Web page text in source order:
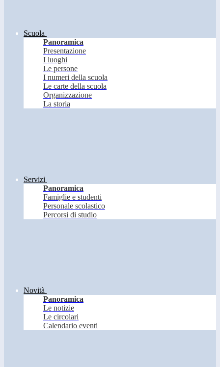
Scuola
Panoramica
Presentazione
I luoghi
Le persone
I numeri della scuola
Le carte della scuola
Organizzazione
La storia
Servizi
Panoramica
Famiglie e studenti
Personale scolastico
Percorsi di studio
Novità
Panoramica
Le notizie
Le circolari
Calendario eventi